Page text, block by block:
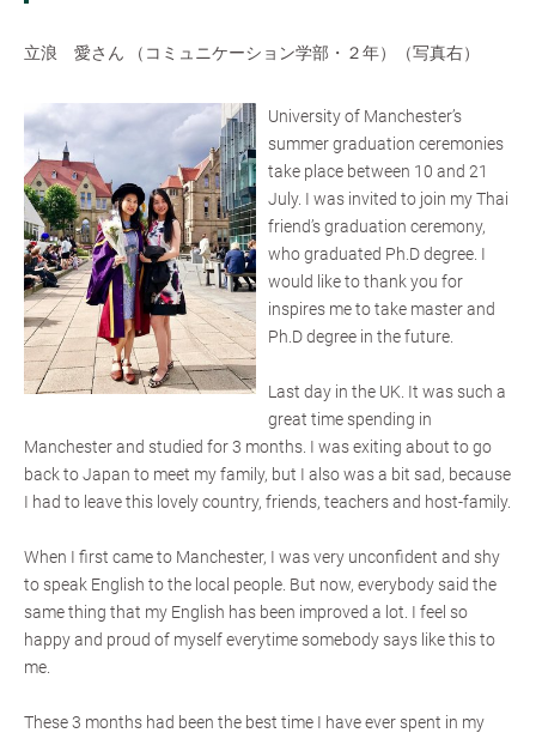
立浪 愛さん （コミュニケーション学部・２年）（写真右）
University of Manchester’s
summer graduation ceremonies
take place between 10 and 21
July. I was invited to join my Thai
friend’s graduation ceremony,
who graduated Ph.D degree. I
would like to thank you for
inspires me to take master and
Ph.D degree in the future.
Last day in the UK. It was such a
great time spending in
Manchester and studied for 3 months. I was exiting about to go
back to Japan to meet my family, but I also was a bit sad, because
I had to leave this lovely country, friends, teachers and host-family.
When I first came to Manchester, I was very unconfident and shy
to speak English to the local people. But now, everybody said the
same thing that my English has been improved a lot. I feel so
happy and proud of myself everytime somebody says like this to
me.
These 3 months had been the best time I have ever spent in my